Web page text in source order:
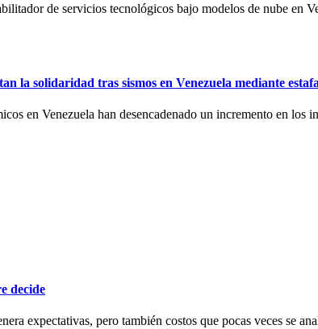
de servicios tecnológicos bajo modelos de nube en
la solidaridad tras sismos en Venezuela mediante
en Venezuela han desencadenado un incremento en los
decide
expectativas, pero también costos que pocas veces se